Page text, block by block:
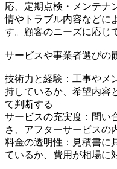
応、定期点検・メンテナ
情やトラブル内容などに
す。顧客のニーズに応じ
サービスや事業者選びの
技術力と経験：工事やメ
持しているか、希望内容
て判断する
サービスの充実度：問い
さ、アフターサービスの
料金の透明性：見積書に
ているか、費用が相場に